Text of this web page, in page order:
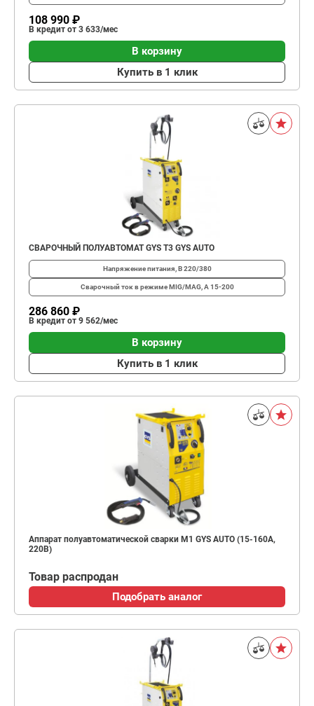
108 990 ₽
В кредит от 3 633/мес
В корзину
Купить в 1 клик
СВАРОЧНЫЙ ПОЛУАВТОМАТ GYS T3 GYS AUTO
Напряжение питания, В220/380
Сварочный ток в режиме MIG/MAG, A 15-200
286 860 ₽
В кредит от 9 562/мес
В корзину
Купить в 1 клик
Аппарат полуавтоматической сварки M1 GYS AUTO (15-160А,
220В)
Товар распродан
Подобрать аналог